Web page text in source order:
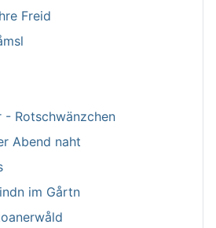
Freid
- Rotschwänzchen
Abend naht
im Gårtn